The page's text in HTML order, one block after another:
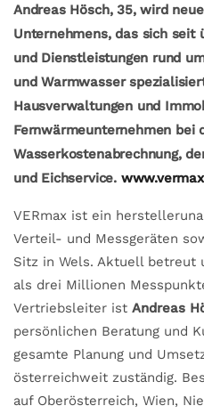
Andreas Hösch, 35, wird
Unternehmens, das sich seit
und Dienstleistungen rund
und Warmwasser
Hausverwaltungen und
Fernwärmeunternehmen bei
Wasserkostenabrechnung,
und Eichservice.
VERmax ist ein
Verteil- und Messgeräten
Sitz in Wels. Aktuell betreut
als drei Millionen
Vertriebsleiter ist Andreas
persönlichen Beratung und
gesamte Planung und
österreichweit zuständig.
auf Oberösterreich, Wien,